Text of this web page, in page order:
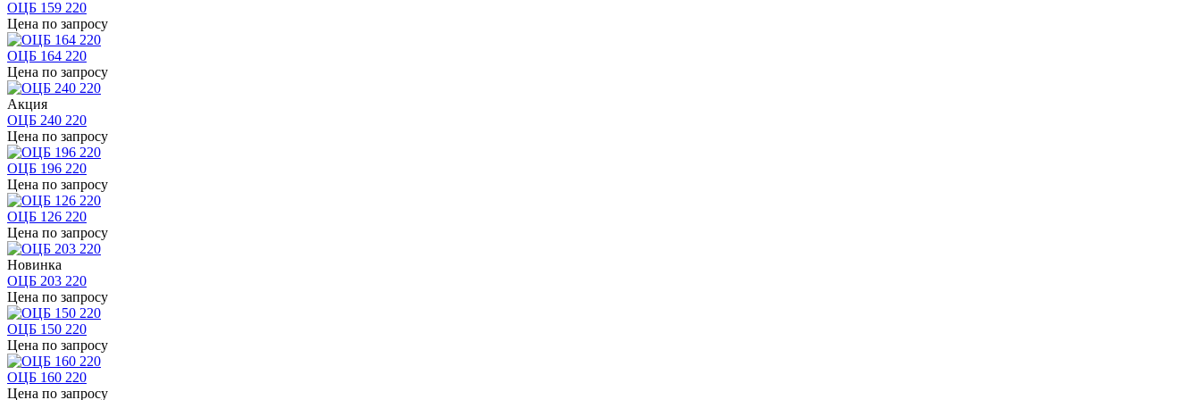
ОЦБ 159 220
Цена по запросу
ОЦБ 164 220
Цена по запросу
Акция
ОЦБ 240 220
Цена по запросу
ОЦБ 196 220
Цена по запросу
ОЦБ 126 220
Цена по запросу
Новинка
ОЦБ 203 220
Цена по запросу
ОЦБ 150 220
Цена по запросу
ОЦБ 160 220
Цена по запросу